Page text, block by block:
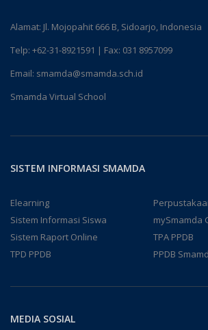
Alamat: Jl. Mojopahit 666 B, Sidoarjo, Indonesia
Telp: +62-31-8921591 | Fax: 031 8957099
Email: smamda@smamda.sch.id
Smamda Virtual School
SISTEM INFORMASI SMAMDA
Elearning
Sistem Informasi Siswa
mySmamda
Sistem Raport Online
TPA PPDB
TPD PPDB
PPDB
MEDIA SOSIAL